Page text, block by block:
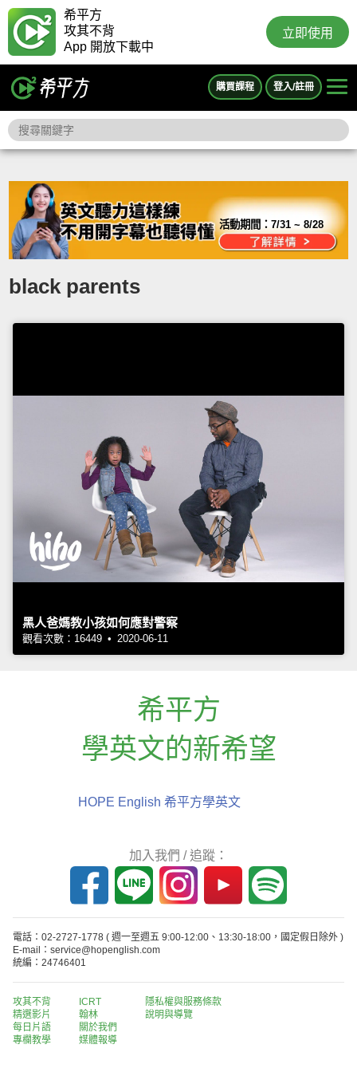
希平方
攻其不背
App 開放下載中
立即使用
購買課程 登入/註冊
活動期間：7/31 ~ 8/28
black parents
黑人爸媽教小孩如何應對警察
觀看次數：16449 • 2020-06-11
希平方
學英文的新希望
HOPE English 希平方學英文
加入我們 / 追蹤：
電話：02-2727-1778 ( 週一至週五 9:00-12:00、13:30-18:00，國定假日除外 )
E-mail：service@hopenglish.com
統編：24746401
攻其不背
精選影片
每日片語
專欄教學
ICRT
翰林
關於我們
媒體報導
隱私權與服務條款
說明與導覽